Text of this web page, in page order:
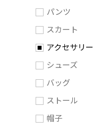
パンツ
スカート
アクセサリー
シューズ
バッグ
ストール
帽子